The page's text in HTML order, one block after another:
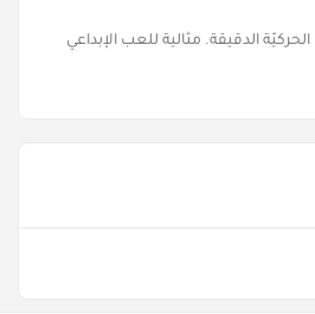
الدقيقة. مثالية للعب الإبداعي